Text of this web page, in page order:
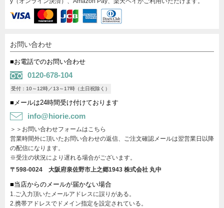
お問い合わせ
■お電話でのお問い合わせ
0120-678-104
受付：10～12時／13～17時（土日祝除く）
■メールは24時間受け付けております
info@hiorie.com
＞＞お問い合わせフォームはこちら
営業時間外に頂いたお問い合わせの返信、ご注文確認メールは翌営業日以降
の配信になります。
※受注の状況により遅れる場合がございます。
〒598-0024 大阪府泉佐野市上之郷1943 株式会社 丸中
■当店からのメールが届かない場合
1.ご入力頂いたメールアドレスに誤りがある。
2.携帯アドレスでドメイン指定を設定されている。